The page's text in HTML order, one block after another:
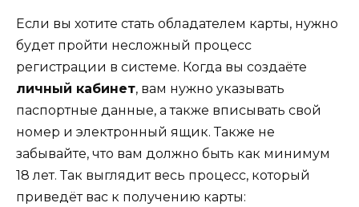
Если вы хотите стать обладателем карты, нужно
будет пройти несложный процесс
регистрации в системе. Когда вы создаёте
личный кабинет, вам нужно указывать
паспортные данные, а также вписывать свой
номер и электронный ящик. Также не
забывайте, что вам должно быть как минимум
18 лет. Так выглядит весь процесс, который
приведёт вас к получению карты: